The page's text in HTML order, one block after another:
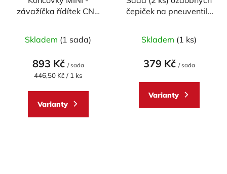
závažíčka řídítek CNC
Skladem (1 sada)
893 Kč / sada
Měrná
446,50 Kč / 1 ks
Varianty
čepiček na pneuventily
hodnocení
produktu
5,0
z
Skladem (1 ks)
379 Kč / sada
Varianty